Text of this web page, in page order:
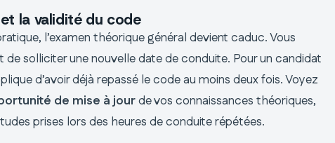
la validité du code
l’examen théorique général devient caduc. Vous
solliciter une nouvelle date de conduite. Pour un candidat
d’avoir déjà repassé le code au moins deux fois. Voyez
de mise à jourde vos connaissances théoriques,
prises lors des heures de conduite répétées.